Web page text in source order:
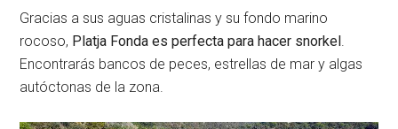
Gracias a sus aguas cristalinas y su fondo marino
rocoso, Platja Fonda es perfecta para hacer snorkel
Encontrarás bancos de peces, estrellas de mar y algas
autóctonas de la zona.